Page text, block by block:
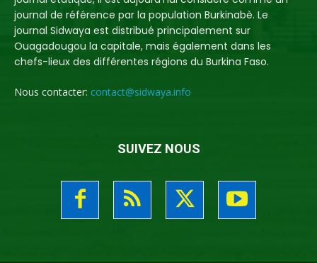
journal de référence par la population Burkinabè. Le
journal Sidwaya est distribué principalement sur
Ouagadougou la capitale, mais également dans les
chefs-lieux des différentes régions du Burkina Faso.
Nous contacter: contact@sidwaya.info
SUIVEZ NOUS